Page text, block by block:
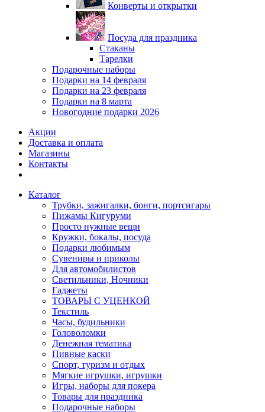
Конверты и открытки
Посуда для праздника
Стаканы
Тарелки
Подарочные наборы
Подарки на 14 февраля
Подарки на 23 февраля
Подарки на 8 марта
Новогодние подарки 2026
Акции
Доставка и оплата
Магазины
Контакты
Каталог
Трубки, зажигалки, бонги, портсигары
Пижамы Кигуруми
Просто нужные вещи
Кружки, бокалы, посуда
Подарки любимым
Сувениры и приколы
Для автомобилистов
Светильники, Ночники
Гаджеты
ТОВАРЫ С УЦЕНКОЙ
Текстиль
Часы, будильники
Головоломки
Денежная тематика
Пивные каски
Спорт, туризм и отдых
Мягкие игрушки, игрушки
Игры, наборы для покера
Товары для праздника
Подарочные наборы